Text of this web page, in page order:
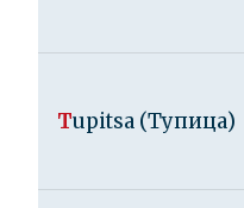
Tupitsa (Тупица)